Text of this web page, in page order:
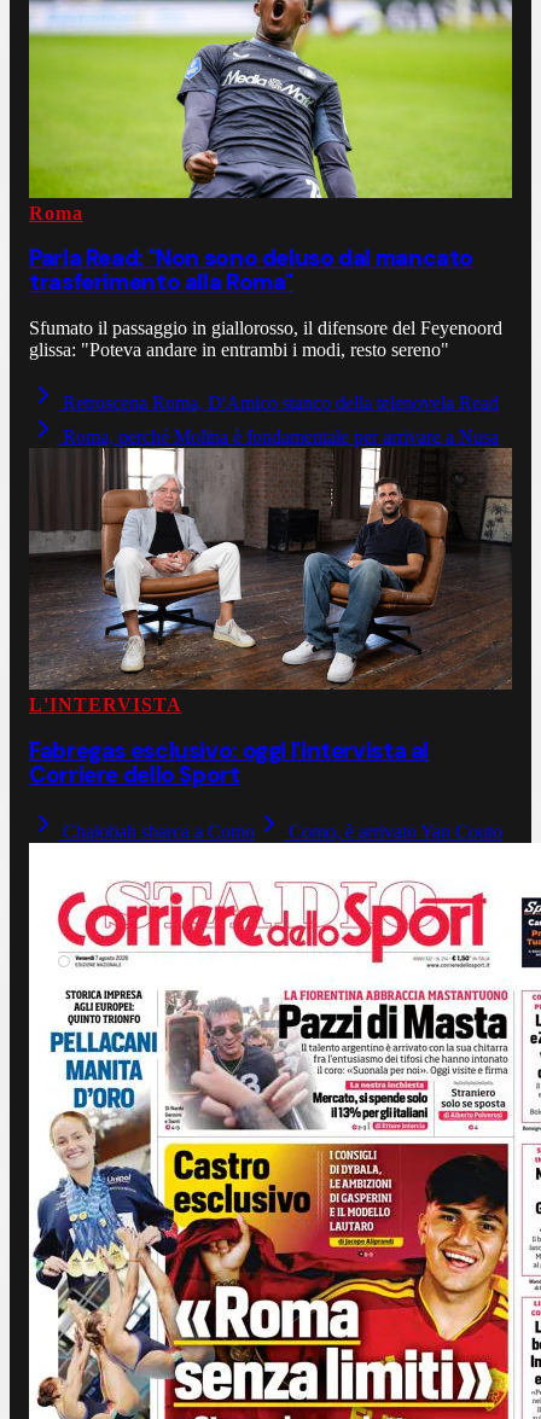
Roma
Parla Read: "Non sono deluso dal mancato
trasferimento alla Roma"
Sfumato il passaggio in giallorosso, il difensore del Feyenoord
glissa: "Poteva andare in entrambi i modi, resto sereno"
Retroscena Roma, D'Amico stanco della telenovela Read
Roma, perché Molina è fondamentale per arrivare a Nusa
L'INTERVISTA
Fabregas esclusivo: oggi l'intervista al
Corriere dello Sport
Chalobah sbarca a Como Como, è arrivato Yan Couto